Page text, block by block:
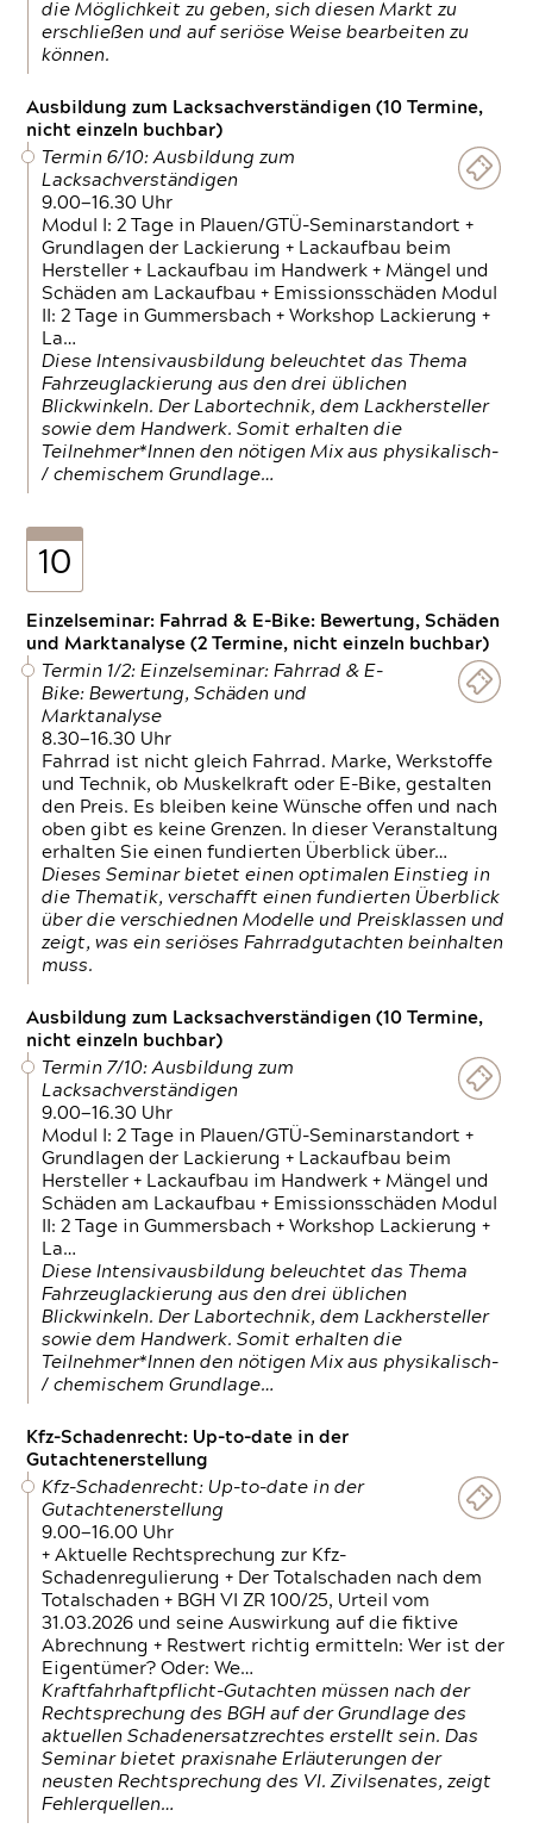
die Möglichkeit zu geben, sich diesen Markt zu
erschließen und auf seriöse Weise bearbeiten zu
können.
Ausbildung zum Lacksachverständigen (10 Termine,
nicht einzeln buchbar)
Termin 6/10: Ausbildung zum
Lacksachverständigen
9.00—16.30 Uhr
Modul I: 2 Tage in Plauen/GTÜ-Seminarstandort +
Grundlagen der Lackierung + Lackaufbau beim
Hersteller + Lackaufbau im Handwerk + Mängel und
Schäden am Lackaufbau + Emissionsschäden Modul
II: 2 Tage in Gummersbach + Workshop Lackierung +
La…
Diese Intensivausbildung beleuchtet das Thema
Fahrzeuglackierung aus den drei üblichen
Blickwinkeln. Der Labortechnik, dem Lackhersteller
sowie dem Handwerk. Somit erhalten die
Teilnehmer*Innen den nötigen Mix aus physikalisch-
/ chemischem Grundlage…
10
Einzelseminar: Fahrrad & E-Bike: Bewertung, Schäden
und Marktanalyse (2 Termine, nicht einzeln buchbar)
Termin 1/2: Einzelseminar: Fahrrad & E-
Bike: Bewertung, Schäden und
Marktanalyse
8.30—16.30 Uhr
Fahrrad ist nicht gleich Fahrrad. Marke, Werkstoffe
und Technik, ob Muskelkraft oder E-Bike, gestalten
den Preis. Es bleiben keine Wünsche offen und nach
oben gibt es keine Grenzen. In dieser Veranstaltung
erhalten Sie einen fundierten Überblick über…
Dieses Seminar bietet einen optimalen Einstieg in
die Thematik, verschafft einen fundierten Überblick
über die verschiednen Modelle und Preisklassen und
zeigt, was ein seriöses Fahrradgutachten beinhalten
muss.
Ausbildung zum Lacksachverständigen (10 Termine,
nicht einzeln buchbar)
Termin 7/10: Ausbildung zum
Lacksachverständigen
9.00—16.30 Uhr
Modul I: 2 Tage in Plauen/GTÜ-Seminarstandort +
Grundlagen der Lackierung + Lackaufbau beim
Hersteller + Lackaufbau im Handwerk + Mängel und
Schäden am Lackaufbau + Emissionsschäden Modul
II: 2 Tage in Gummersbach + Workshop Lackierung +
La…
Diese Intensivausbildung beleuchtet das Thema
Fahrzeuglackierung aus den drei üblichen
Blickwinkeln. Der Labortechnik, dem Lackhersteller
sowie dem Handwerk. Somit erhalten die
Teilnehmer*Innen den nötigen Mix aus physikalisch-
/ chemischem Grundlage…
Kfz-Schadenrecht: Up-to-date in der
Gutachtenerstellung
Kfz-Schadenrecht: Up-to-date in der
Gutachtenerstellung
9.00—16.00 Uhr
+ Aktuelle Rechtsprechung zur Kfz-
Schadenregulierung + Der Totalschaden nach dem
Totalschaden + BGH VI ZR 100/25, Urteil vom
31.03.2026 und seine Auswirkung auf die fiktive
Abrechnung + Restwert richtig ermitteln: Wer ist der
Eigentümer? Oder: We…
Kraftfahrhaftpflicht-Gutachten müssen nach der
Rechtsprechung des BGH auf der Grundlage des
aktuellen Schadenersatzrechtes erstellt sein. Das
Seminar bietet praxisnahe Erläuterungen der
neusten Rechtsprechung des VI. Zivilsenates, zeigt
Fehlerquellen…